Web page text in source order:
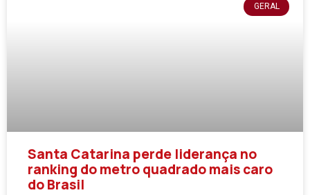
GERAL
Santa Catarina perde liderança no
ranking do metro quadrado mais caro
do Brasil